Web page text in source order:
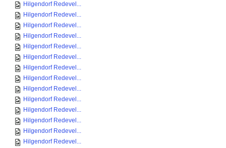
Hilgendorf Redevel...
Hilgendorf Redevel...
Hilgendorf Redevel...
Hilgendorf Redevel...
Hilgendorf Redevel...
Hilgendorf Redevel...
Hilgendorf Redevel...
Hilgendorf Redevel...
Hilgendorf Redevel...
Hilgendorf Redevel...
Hilgendorf Redevel...
Hilgendorf Redevel...
Hilgendorf Redevel...
Hilgendorf Redevel...